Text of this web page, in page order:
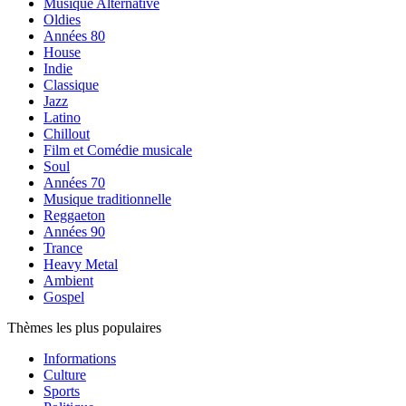
Musique Alternative
Oldies
Années 80
House
Indie
Classique
Jazz
Latino
Chillout
Film et Comédie musicale
Soul
Années 70
Musique traditionnelle
Reggaeton
Années 90
Trance
Heavy Metal
Ambient
Gospel
Thèmes les plus populaires
Informations
Culture
Sports